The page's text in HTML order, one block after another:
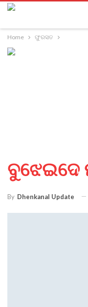
Home ଫୁରସତ
ବୁଝେଇଦେ
By Dhenkanal Update